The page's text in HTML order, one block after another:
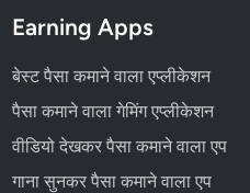
Earning Apps
बेस्ट पैसा कमाने वाला एप्लीकेशन
पैसा कमाने वाला गेमिंग एप्लीकेशन
वीडियो देखकर पैसा कमाने वाला एप
गाना सुनकर पैसा कमाने वाला एप